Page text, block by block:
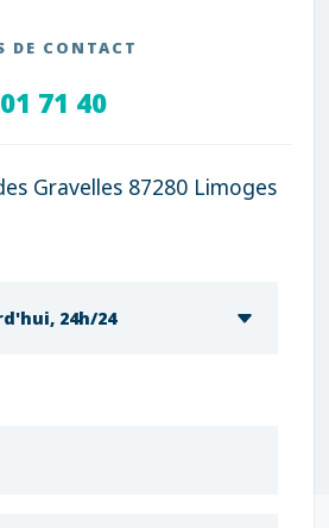
CONTACT
71 40
Gravelles 87280 Limoges
24h/24